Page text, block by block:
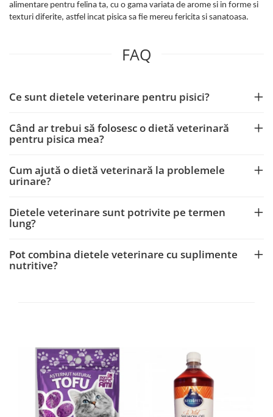
alimentare pentru felina ta, cu o gama variata de arome si in forme si
texturi diferite, astfel incat pisica sa fie mereu fericita si sanatoasa.
FAQ
Ce sunt dietele veterinare pentru pisici?
Când ar trebui să folosesc o dietă veterinară
pentru pisica mea?
Cum ajută o dietă veterinară la problemele
urinare?
Dietele veterinare sunt potrivite pe termen
lung?
Pot combina dietele veterinare cu suplimente
nutritive?